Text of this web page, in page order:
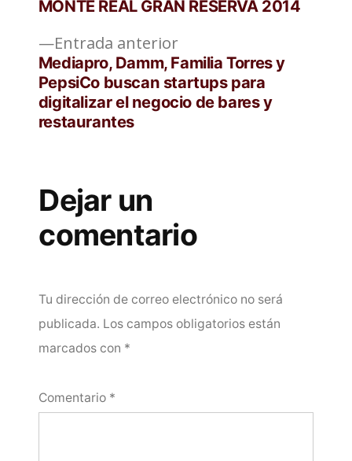
entradas
Entrada anteriorEntrada
anterior:
Mediapro, Damm, Familia Torres y
PepsiCo buscan startups para
digitalizar el negocio de bares y
restaurantes
siguiente:
MONTE REAL GRAN RESERVA 2014
Dejar un
comentario
Tu dirección de correo electrónico no será
publicada. Los campos obligatorios están
marcados con *
Comentario *